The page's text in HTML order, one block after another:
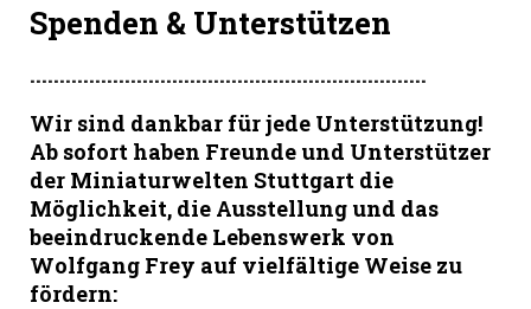
Spenden & Unterstützen
Wir sind dankbar für jede Unterstützung!
Ab sofort haben Freunde und Unterstützer
der Miniaturwelten Stuttgart die
Möglichkeit, die Ausstellung und das
beeindruckende Lebenswerk von
Wolfgang Frey auf vielfältige Weise zu
fördern: